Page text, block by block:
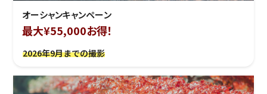
オーシャンキャンペーン
最大¥55,000お得！
2026年9月までの撮影